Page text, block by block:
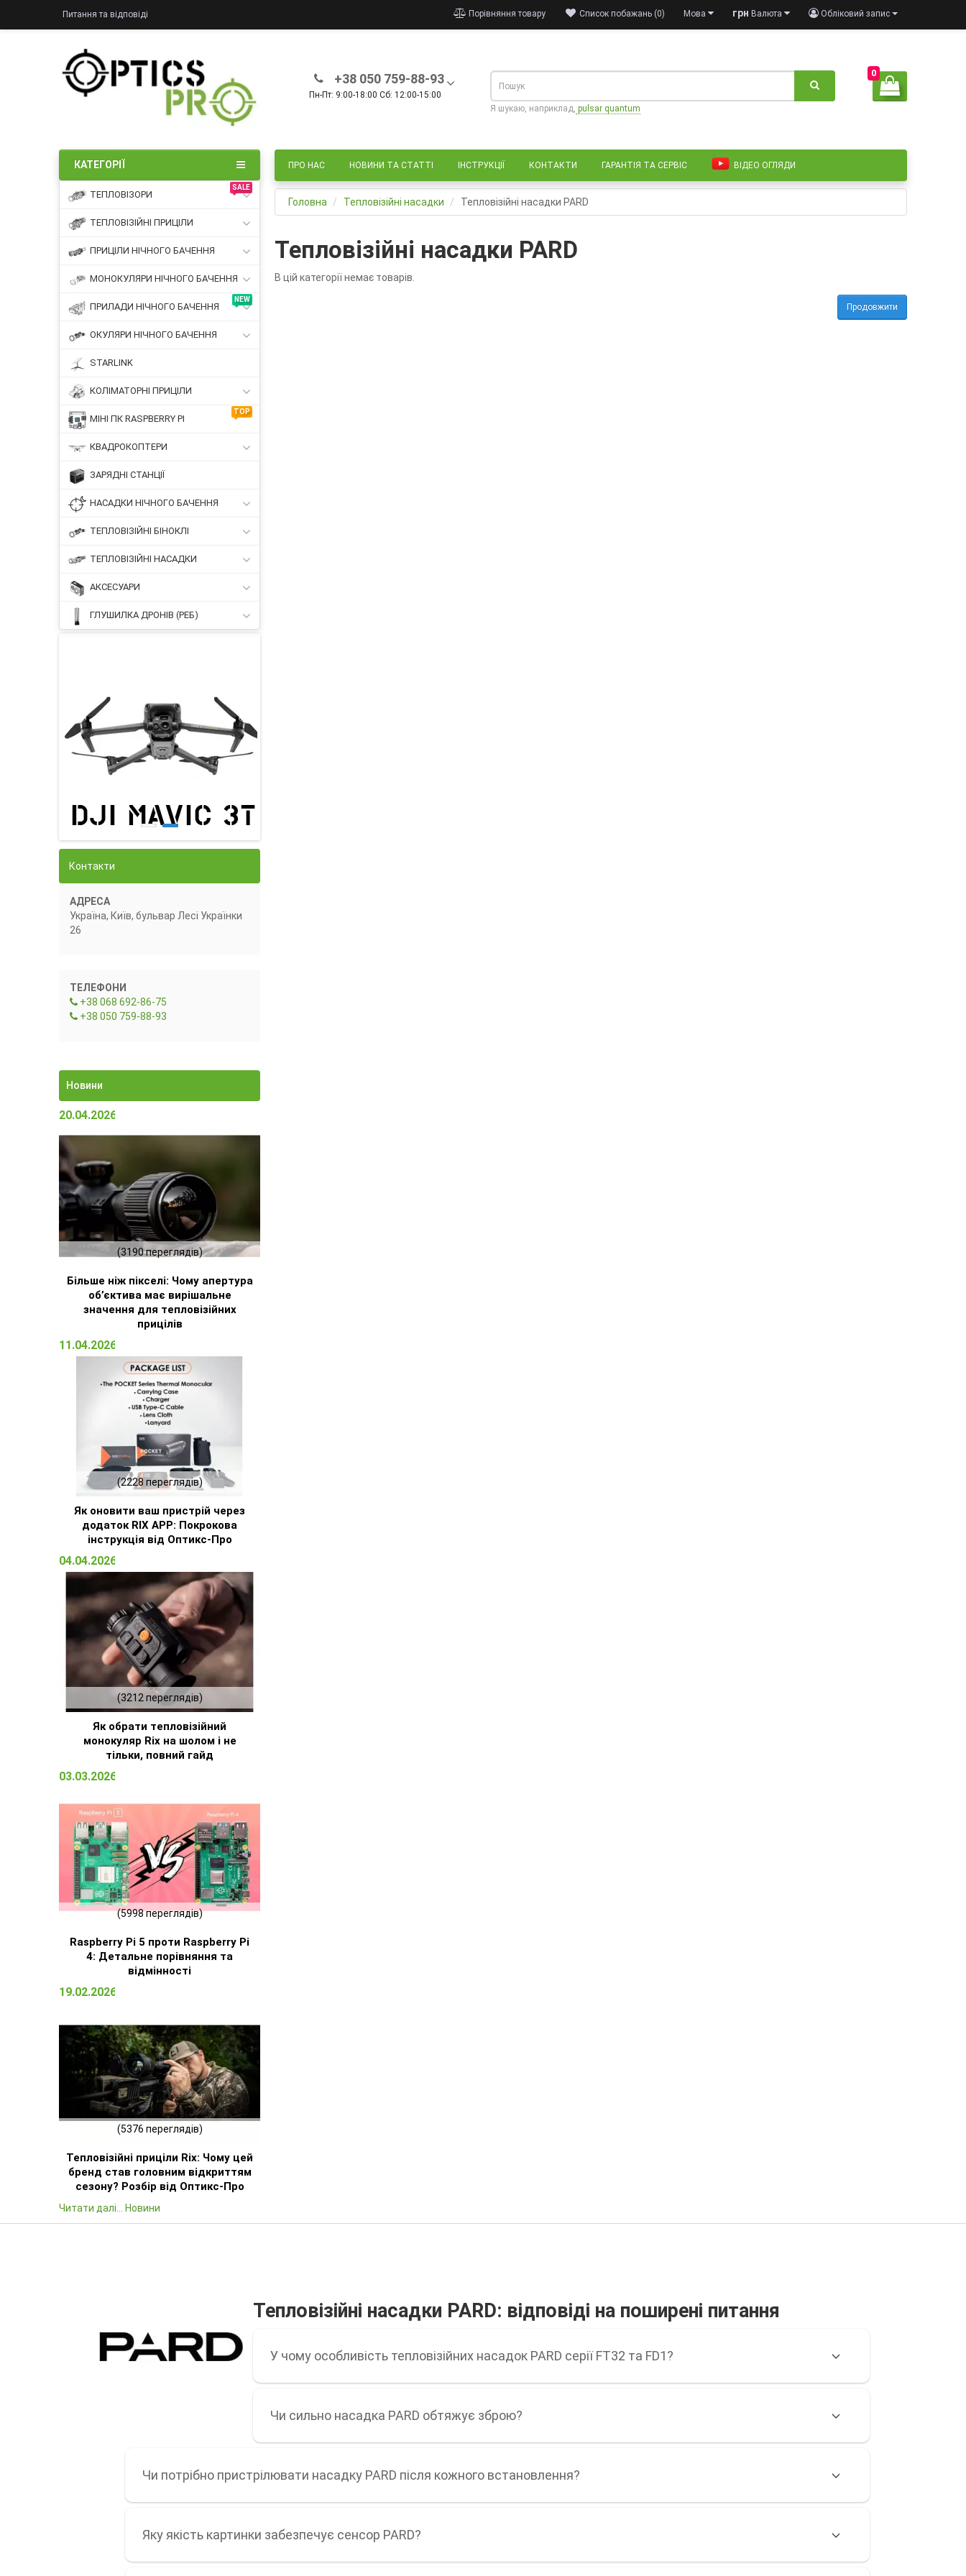
Питання та відповіді Обліковий запис
грн Валюта
Мова
Список побажань (0)
Порівняння товару
+38 050 759-88-93
Пн-Пт: 9:00-18:00 Сб: 12:00-15:00
0
Я шукаю, наприклад, pulsar quantum
ПРО НАС НОВИНИ ТА СТАТТІ ІНСТРУКЦІЇ КОНТАКТИ ГАРАНТІЯ ТА СЕРВІС ВІДЕО ОГЛЯДИ
КАТЕГОРІЇ
SALE
ТЕПЛОВІЗОРИ
ТЕПЛОВІЗІЙНІ ПРИЦІЛИ
ПРИЦІЛИ НІЧНОГО БАЧЕННЯ
МОНОКУЛЯРИ НІЧНОГО БАЧЕННЯ
NEW
ПРИЛАДИ НІЧНОГО БАЧЕННЯ
ОКУЛЯРИ НІЧНОГО БАЧЕННЯ
STARLINK
КОЛІМАТОРНІ ПРИЦІЛИ
TOP
МІНІ ПК RASPBERRY PI
КВАДРОКОПТЕРИ
ЗАРЯДНІ СТАНЦІЇ
НАСАДКИ НІЧНОГО БАЧЕННЯ
ТЕПЛОВІЗІЙНІ БІНОКЛІ
ТЕПЛОВІЗІЙНІ НАСАДКИ
АКСЕСУАРИ
ГЛУШИЛКА ДРОНІВ (РЕБ)
Головна Тепловізійні насадки Тепловізійні насадки PARD
Контакти
АДРЕСА
Україна, Київ, бульвар Лесі Українки
26
ТЕЛЕФОНИ
+38 068 692-86-75
+38 050 759-88-93
Новини
20.04.2026 15:23
(3190 переглядів)
Більше ніж пікселі: Чому апертура
об’єктива має вирішальне
значення для тепловізійних
прицілів
11.04.2026 16:51
(2228 переглядів)
Як оновити ваш пристрій через
додаток RIX APP: Покрокова
інструкція від Оптикс-Про
04.04.2026 14:32
(3212 переглядів)
Як обрати тепловізійний
монокуляр Rix на шолом і не
тільки, повний гайд
03.03.2026 15:09
(5998 переглядів)
Raspberry Pi 5 проти Raspberry Pi
4: Детальне порівняння та
відмінності
19.02.2026 13:13
(5376 переглядів)
Тепловізійні приціли Rix: Чому цей
бренд став головним відкриттям
сезону? Розбір від Оптикс-Про
Читати далі... Новини
Тепловізійні насадки PARD
В цій категорії немає товарів.
Продовжити
Тепловізійні насадки PARD: відповіді на поширені питання
У чому особливість тепловізійних насадок PARD серії FT32 та FD1?
Чи сильно насадка PARD обтяжує зброю?
Чи потрібно пристрілювати насадку PARD після кожного встановлення?
Яку якість картинки забезпечує сенсор PARD?